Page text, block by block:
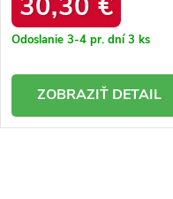
30,30 €
Odoslanie 3-4 pr. dní3 ks
DETAIL